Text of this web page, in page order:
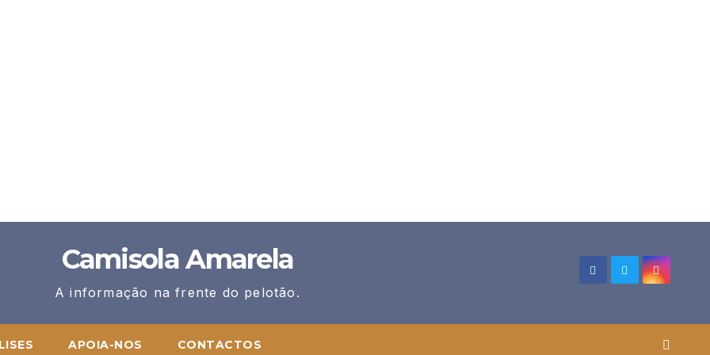
Camisola Amarela
A informação na frente do pelotão.
APOIA-NOS CONTACTOS